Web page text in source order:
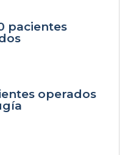
pacientes
operados